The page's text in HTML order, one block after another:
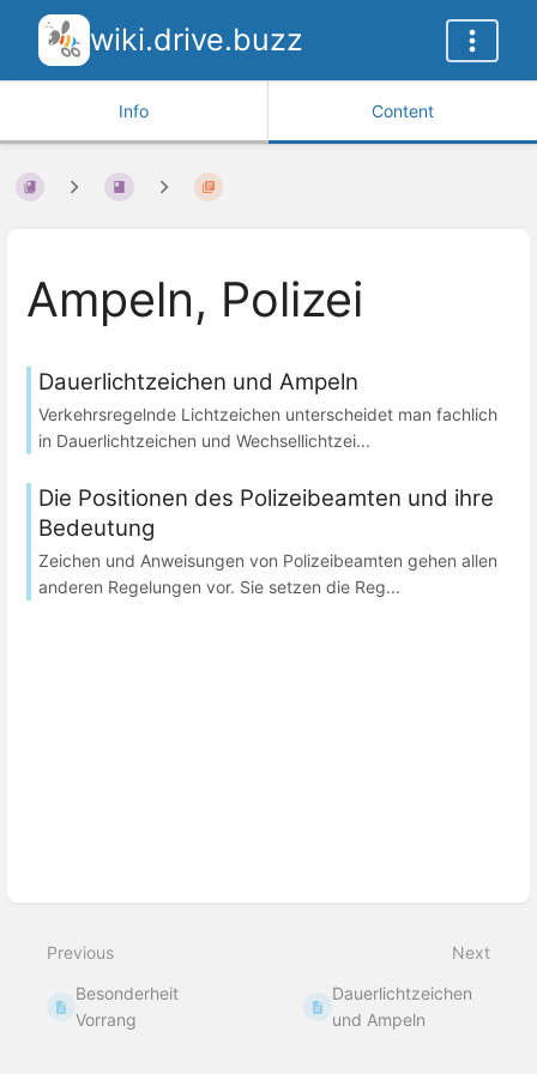
wiki.drive.buzz
Info Content
Ampeln, Polizei
Dauerlichtzeichen und Ampeln
Verkehrsregelnde Lichtzeichen unterscheidet man fachlich
in Dauerlichtzeichen und Wechsellichtzei...
Die Positionen des Polizeibeamten und ihre
Bedeutung
Zeichen und Anweisungen von Polizeibeamten gehen allen
anderen Regelungen vor. Sie setzen die Reg...
Previous
Besonderheit
Vorrang
Next
Dauerlichtzeichen
und Ampeln